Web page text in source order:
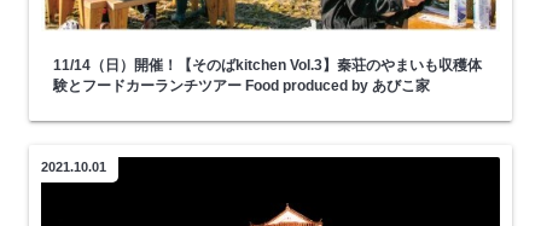
11/14（日）開催！【そのばkitchen Vol.3】秦荘のやまいも収穫体
験とフードカーランチツアー Food produced by あびこ家
2021.10.01